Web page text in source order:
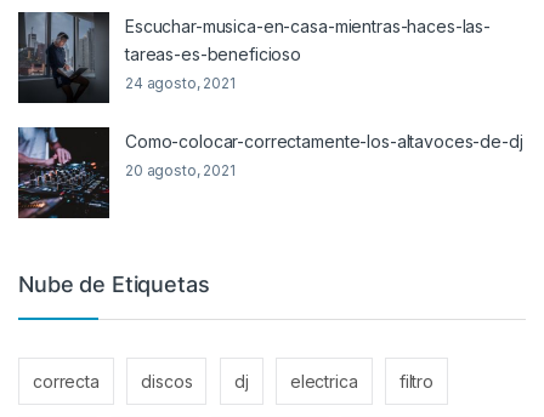
Escuchar-musica-en-casa-mientras-haces-las-
tareas-es-beneficioso
24 agosto, 2021
Como-colocar-correctamente-los-altavoces-de-dj
20 agosto, 2021
Nube de Etiquetas
correcta discos dj electrica filtro